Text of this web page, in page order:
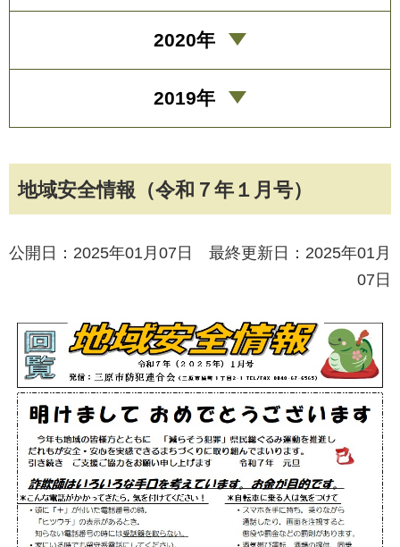
地域安全情報（令和７年１月号）
公開日：2025年01月07日 最終更新日：2025年01月
07日
2020年
2019年